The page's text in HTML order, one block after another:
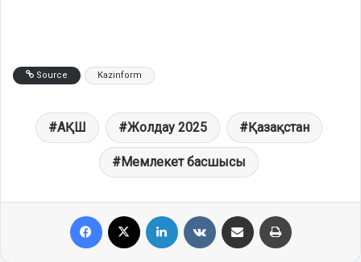
Source Kazinform
АҚШ Жолдау 2025 Қазақстан
Мемлекет басшысы